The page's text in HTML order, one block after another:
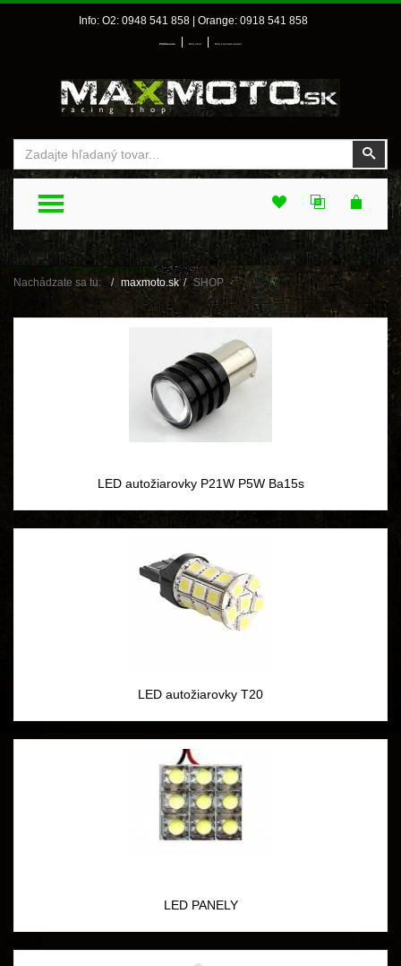
Info: O2: 0948 541 858 | Orange: 0918 541 858
Prihlásenie Môj účet Môj zoznam prianí
TOGGLE MENU
Nachádzate sa tu: maxmoto.sk SHOP
LED autožiarovky P21W P5W Ba15s
LED autožiarovky T20
LED PANELY